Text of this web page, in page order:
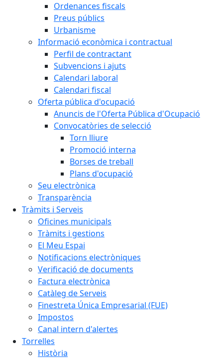
Ordenances fiscals
Preus públics
Urbanisme
Informació econòmica i contractual
Perfil de contractant
Subvencions i ajuts
Calendari laboral
Calendari fiscal
Oferta pública d'ocupació
Anuncis de l'Oferta Pública d'Ocupació
Convocatòries de selecció
Torn lliure
Promoció interna
Borses de treball
Plans d'ocupació
Seu electrònica
Transparència
Tràmits i Serveis
Oficines municipals
Tràmits i gestions
El Meu Espai
Notificacions electròniques
Verificació de documents
Factura electrònica
Catàleg de Serveis
Finestreta Única Empresarial (FUE)
Impostos
Canal intern d'alertes
Torrelles
Història